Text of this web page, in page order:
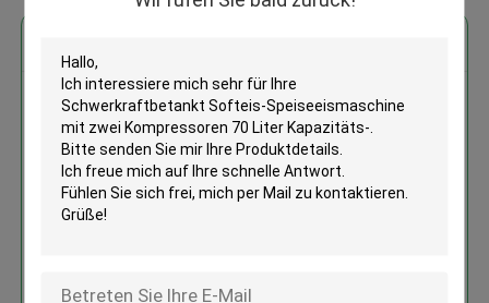
Schwerkraftbetankt Softeis-
Speiseeismaschine mit zwei
Kompressoren 70 Liter
Kapazitäts-